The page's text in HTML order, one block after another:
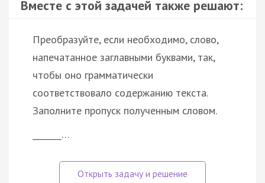
Вместе с этой задачей также решают:
Преобразуйте, если необходимо, слово,
напечатанное заглавными буквами, так,
чтобы оно грамматически
соответствовало содержанию текста.
Заполните пропуск полученным словом.
_______…